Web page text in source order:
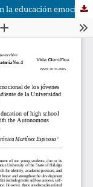
La orientación educativa y su influencia en la educación emocional de los jóvenes de Bachillerato de la Escuela Preparatoria Número 4 dependiente de la Universidad Autónoma del Estado de Hidalgo